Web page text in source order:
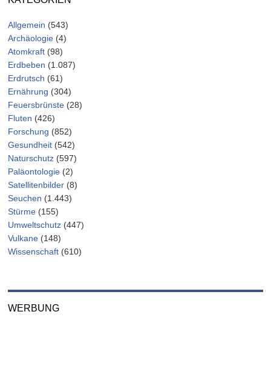
Allgemein (543)
Archäologie (4)
Atomkraft (98)
Erdbeben (1.087)
Erdrutsch (61)
Ernährung (304)
Feuersbrünste (28)
Fluten (426)
Forschung (852)
Gesundheit (542)
Naturschutz (597)
Paläontologie (2)
Satellitenbilder (8)
Seuchen (1.443)
Stürme (155)
Umweltschutz (447)
Vulkane (148)
Wissenschaft (610)
WERBUNG